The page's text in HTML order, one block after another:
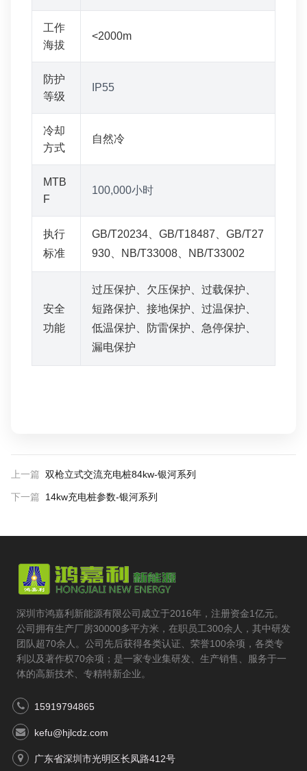
工作
海拔
<2000m
防护
等级
IP55
冷却
方式
自然冷
MTB
F
100,000小时
执行
标准
GB/T20234、GB/T18487、GB/T27
930、NB/T33008、NB/T33002
安全
功能
过压保护、欠压保护、过载保护、
短路保护、接地保护、过温保护、
低温保护、防雷保护、急停保护、
漏电保护
上一篇 双枪立式交流充电桩84kw-银河系列
下一篇 14kw充电桩参数-银河系列
深圳市鸿嘉利新能源有限公司成立于2016年，注册资金1亿元。
公司拥有生产厂房30000多平方米，在职员工300余人，其中研发
团队超70余人。公司先后获得各类认证、荣誉100余项，各类专
利以及著作权70余项；是一家专业集研发、生产销售、服务于一
体的高新技术、专精特新企业。
15919794865
kefu@hjlcdz.com
广东省深圳市光明区长凤路412号